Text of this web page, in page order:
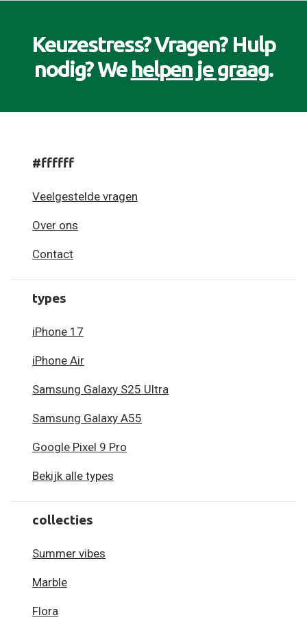
Keuzestress? Vragen? Hulp
nodig? Wehelpen je graag.
#ffffff
Veelgestelde vragen
Over ons
Contact
types
iPhone 17
iPhone Air
Samsung Galaxy S25 Ultra
Samsung Galaxy A55
Google Pixel 9 Pro
Bekijk alle types
collecties
Summer vibes
Marble
Flora